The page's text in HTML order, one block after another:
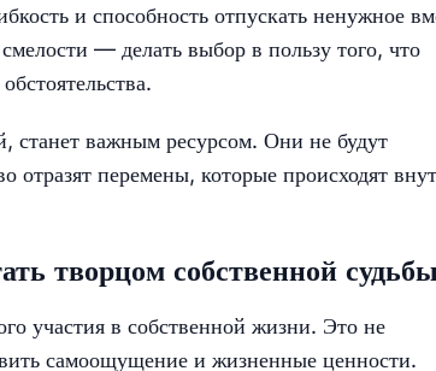
и способность отпускать ненужное
— делать выбор в пользу того, что
станет важным ресурсом. Они не будут
отразят перемены, которые происходят
творцом собственной
участия в собственной жизни. Это не
самоощущение и жизненные ценности.